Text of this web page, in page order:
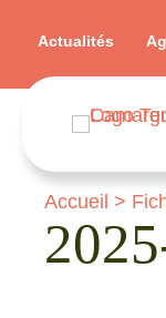
Actualités
Accueil >